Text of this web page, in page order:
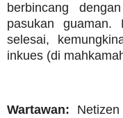
berbincang
pasukan guaman.
selesai,
inkues (di
Wartawan: